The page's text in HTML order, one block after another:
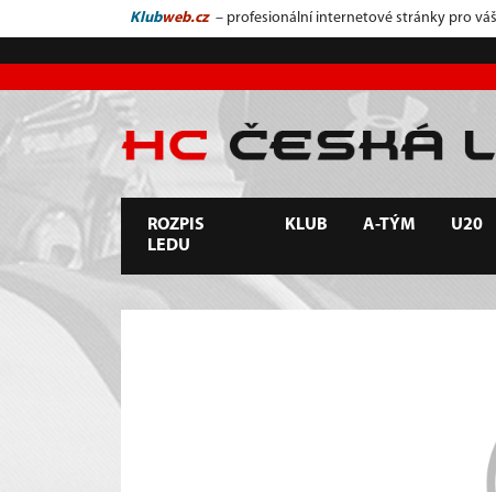
Klubweb.cz – profesionální internetové stránky pro
ROZPIS
LEDU
KLUB A-TÝM U20